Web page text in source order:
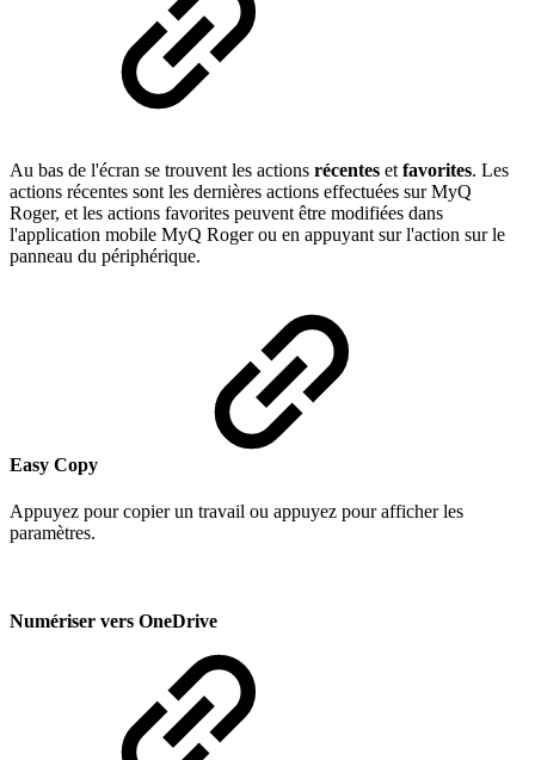
Au bas de l'écran se trouvent les actions récentes et favorites. Les
actions récentes sont les dernières actions effectuées sur MyQ
Roger, et les actions favorites peuvent être modifiées dans
l'application mobile MyQ Roger ou en appuyant sur l'action sur le
panneau du périphérique.
Easy Copy
Appuyez pour copier un travail ou appuyez pour afficher les
paramètres.
Numériser vers OneDrive